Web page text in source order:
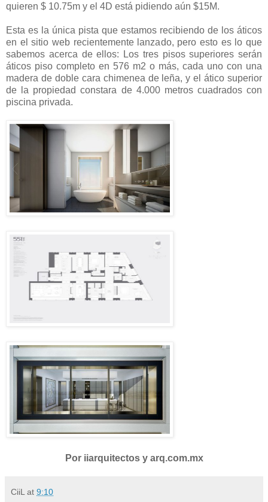
quieren $ 10.75m y el 4D está pidiendo aún $15M.
Esta es la única pista que estamos recibiendo de los áticos
en el sitio web recientemente lanzado, pero esto es lo que
sabemos acerca de ellos: Los tres pisos superiores serán
áticos piso completo en 576 m2 o más, cada uno con una
madera de doble cara chimenea de leña, y el ático superior
de la propiedad constara de 4.000 metros cuadrados con
piscina privada.
Por iiarquitectos y arq.com.mx
CiiL at 9:10